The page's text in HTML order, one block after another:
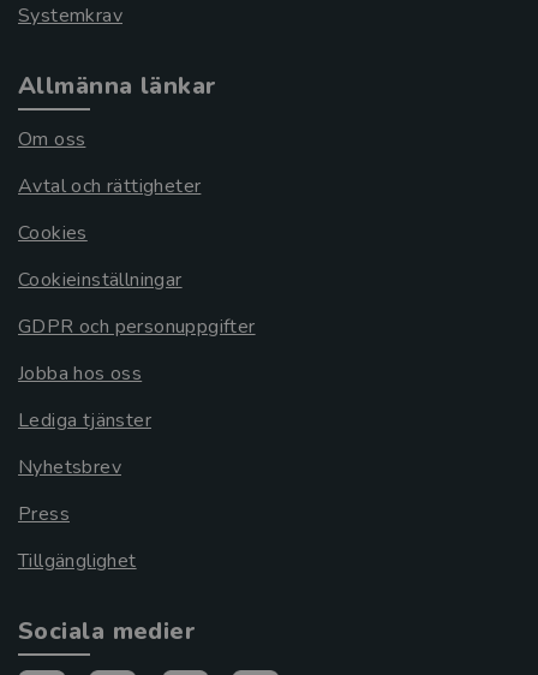
Systemkrav
Allmänna länkar
Om oss
Avtal och rättigheter
Cookies
Cookieinställningar
GDPR och personuppgifter
Jobba hos oss
Lediga tjänster
Nyhetsbrev
Press
Tillgänglighet
Sociala medier